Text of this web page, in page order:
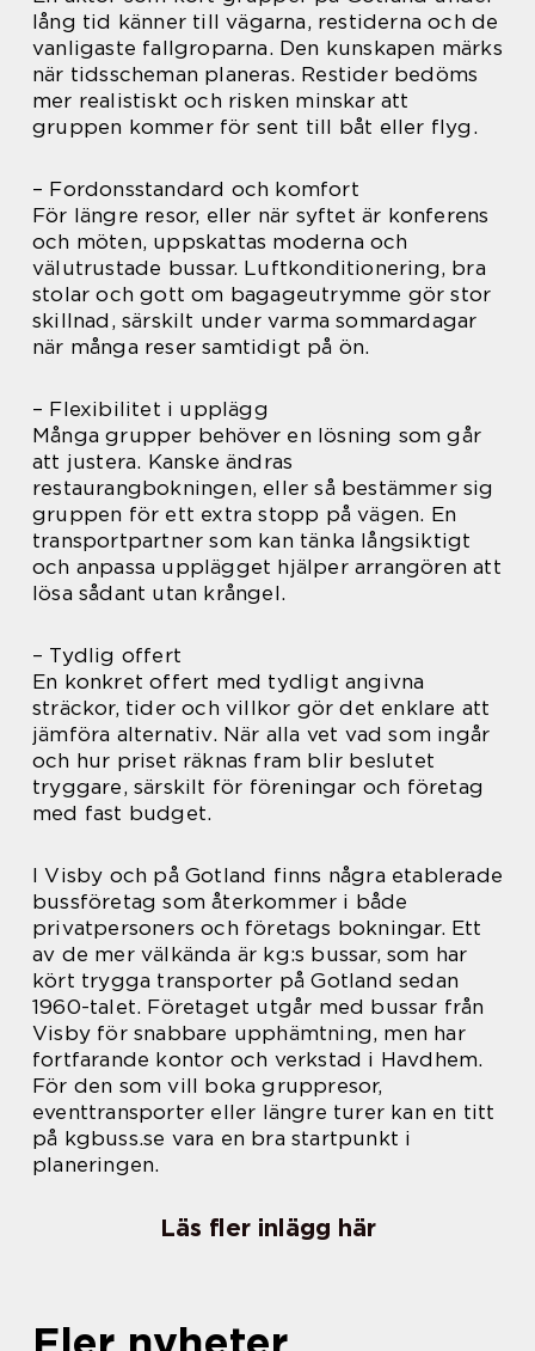
lång tid känner till vägarna, restiderna och de
vanligaste fallgroparna. Den kunskapen märks
när tidsscheman planeras. Restider bedöms
mer realistiskt och risken minskar att
gruppen kommer för sent till båt eller flyg.
– Fordonsstandard och komfort
För längre resor, eller när syftet är konferens
och möten, uppskattas moderna och
välutrustade bussar. Luftkonditionering, bra
stolar och gott om bagageutrymme gör stor
skillnad, särskilt under varma sommardagar
när många reser samtidigt på ön.
– Flexibilitet i upplägg
Många grupper behöver en lösning som går
att justera. Kanske ändras
restaurangbokningen, eller så bestämmer sig
gruppen för ett extra stopp på vägen. En
transportpartner som kan tänka långsiktigt
och anpassa upplägget hjälper arrangören att
lösa sådant utan krångel.
– Tydlig offert
En konkret offert med tydligt angivna
sträckor, tider och villkor gör det enklare att
jämföra alternativ. När alla vet vad som ingår
och hur priset räknas fram blir beslutet
tryggare, särskilt för föreningar och företag
med fast budget.
I Visby och på Gotland finns några etablerade
bussföretag som återkommer i både
privatpersoners och företags bokningar. Ett
av de mer välkända är kg:s bussar, som har
kört trygga transporter på Gotland sedan
1960-talet. Företaget utgår med bussar från
Visby för snabbare upphämtning, men har
fortfarande kontor och verkstad i Havdhem.
För den som vill boka gruppresor,
eventtransporter eller längre turer kan en titt
på kgbuss.se vara en bra startpunkt i
planeringen.
Läs fler inlägg här